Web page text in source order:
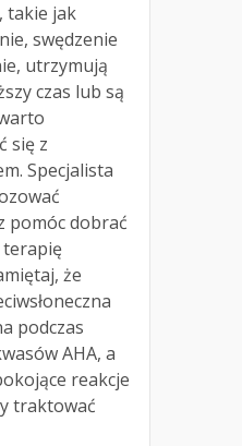
takie jak
swędzenie
utrzymują
czas lub są
się z
Specjalista
pomóc dobrać
że
podczas
AHA, a
reakcje
traktować